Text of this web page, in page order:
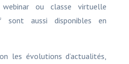
ou classe virtuelle
sont aussi disponibles en
les évolutions d’actualités,